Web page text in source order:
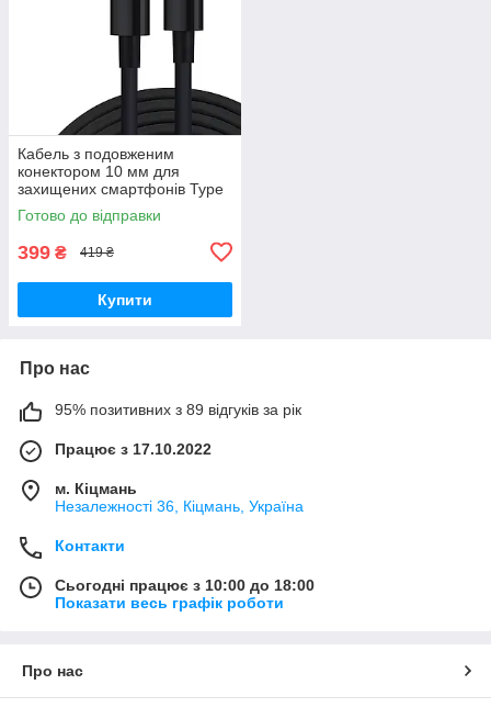
Кабель з подовженим
конектором 10 мм для
захищених смартфонів Type
C - Type C
Готово до відправки
399 ₴ 419 ₴
Купити
Про нас
95% позитивних з 89 відгуків за рік
Працює з 17.10.2022
м. Кіцмань
Незалежності 36, Кіцмань, Україна
Контакти
Сьогодні працює з 10:00 до 18:00
Показати весь графік роботи
Про нас